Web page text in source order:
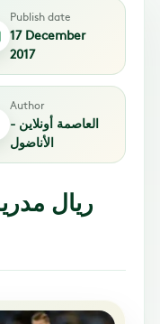
Publish date
17 December
2017
Author
العاصمة أونلاين -
الأناضول
ريال